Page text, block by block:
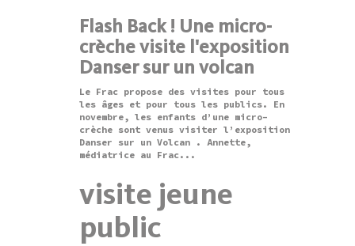
Flash Back ! Une micro-
crèche visite l'exposition
Danser sur un volcan
Le Frac propose des visites pour tous
les âges et pour tous les publics. En
novembre, les enfants d’une micro-
crèche sont venus visiter l’exposition
Danser sur un Volcan . Annette,
médiatrice au Frac...
visite jeune
public